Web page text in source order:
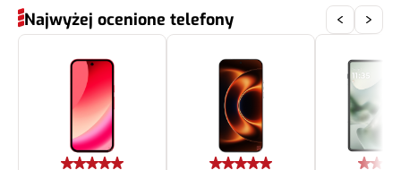
Najwyżej ocenione telefony